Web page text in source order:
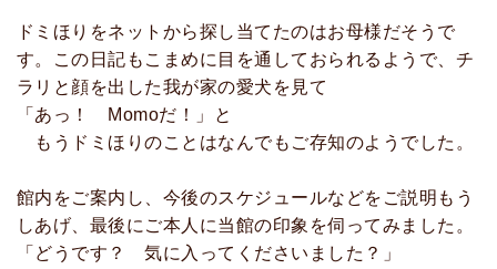
ドミほりをネットから探し当てたのはお母様だそうで
す。この日記もこまめに目を通しておられるようで、チ
ラリと顔を出した我が家の愛犬を見て
「あっ！ Momoだ！」と
もうドミほりのことはなんでもご存知のようでした。
館内をご案内し、今後のスケジュールなどをご説明もう
しあげ、最後にご本人に当館の印象を伺ってみました。
「どうです？ 気に入ってくださいました？」